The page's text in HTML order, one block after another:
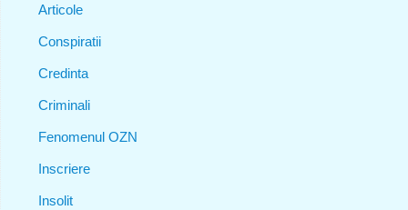
Articole
Conspiratii
Credinta
Criminali
Fenomenul OZN
Inscriere
Insolit